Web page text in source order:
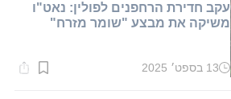
עקב חדירת הרחפנים לפולין: נאט"ו
משיקה את מבצע "שומר מזרח"
זמן13 בספט׳ 2025